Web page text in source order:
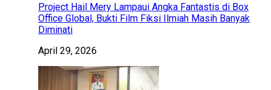
Project Hail Mery Lampaui Angka Fantastis di Box
Office Global, Bukti Film Fiksi Ilmiah Masih Banyak
Diminati
April 29, 2026